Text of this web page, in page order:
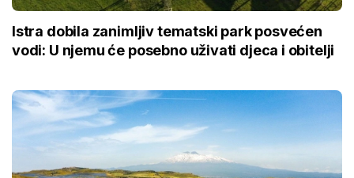
Istra dobila zanimljiv tematski park posvećen
vodi: U njemu će posebno uživati djeca i obitelji